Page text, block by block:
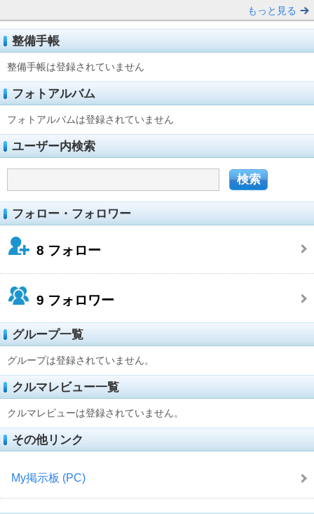
もっと見る
整備手帳
整備手帳は登録されていません
フォトアルバム
フォトアルバムは登録されていません
ユーザー内検索
フォロー・フォロワー
8 フォロー
9 フォロワー
グループ一覧
グループは登録されていません。
クルマレビュー一覧
クルマレビューは登録されていません。
その他リンク
My掲示板 (PC)